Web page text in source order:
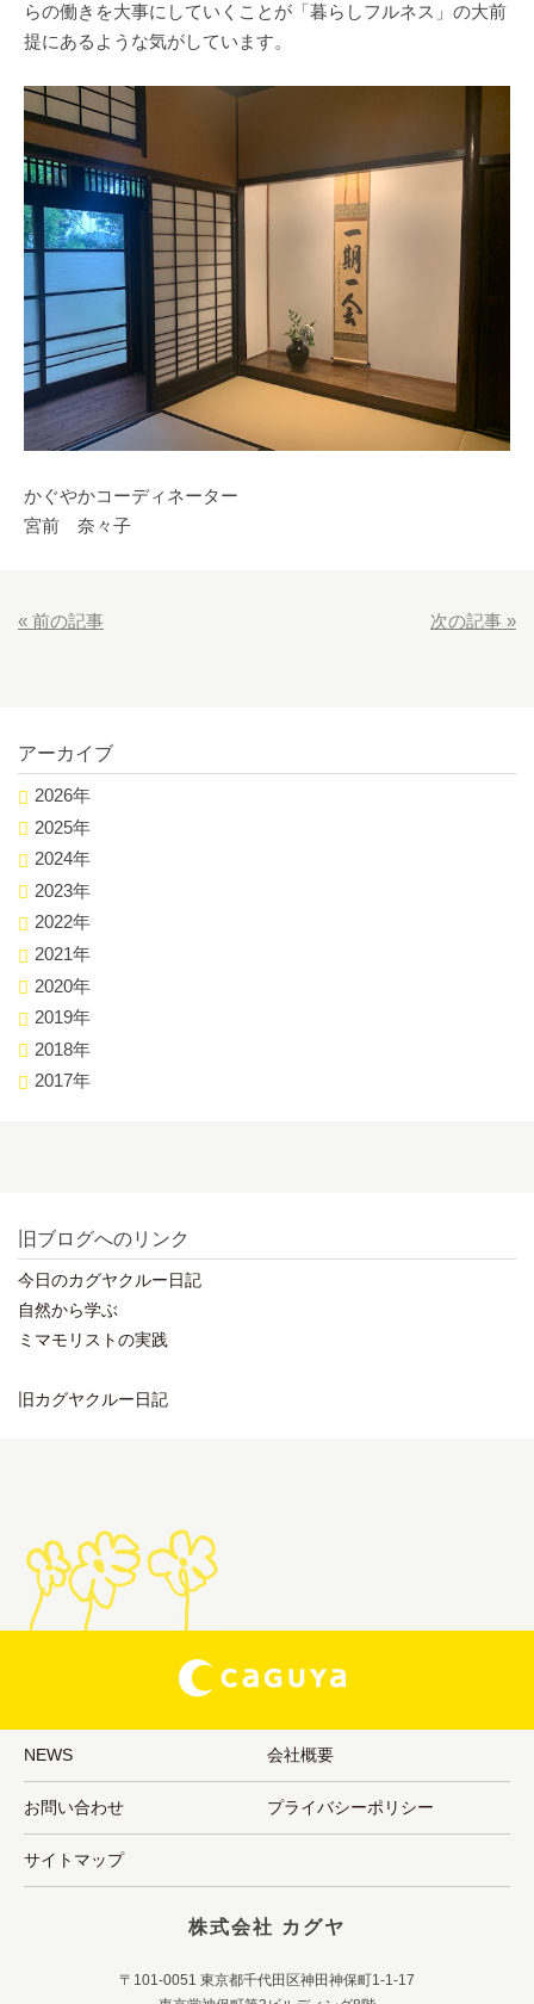
らの働きを大事にしていくことが「暮らしフルネス」の大前
提にあるような気がしています。
かぐやかコーディネーター
宮前 奈々子
« 前の記事 次の記事 »
アーカイブ
2026年
2025年
2024年
2023年
2022年
2021年
2020年
2019年
2018年
2017年
旧ブログへのリンク
今日のカグヤクルー日記
自然から学ぶ
ミマモリストの実践
旧カグヤクルー日記
NEWS 会社概要
お問い合わせ プライバシーポリシー
サイトマップ
株式会社 カグヤ
〒101-0051 東京都千代田区神田神保町1-1-17